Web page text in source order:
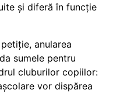
și diferă în funcție
anularea
sumele pentru
cluburilor copiilor:
vor dispărea